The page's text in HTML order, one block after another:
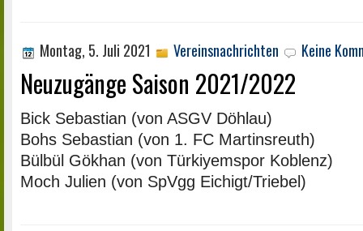
Montag, 5. Juli 2021 Vereinsnachrichten Keine
Neuzugänge Saison 2021/2022
Bick Sebastian (von ASGV Döhlau)
Bohs Sebastian (von 1. FC Martinsreuth)
Bülbül Gökhan (von Türkiyemspor Koblenz)
Moch Julien (von SpVgg Eichigt/Triebel)